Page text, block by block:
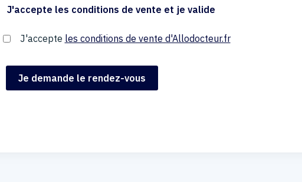
J'accepte les conditions de vente et je valide
J'accepte les conditions de vente d'Allodocteur.fr